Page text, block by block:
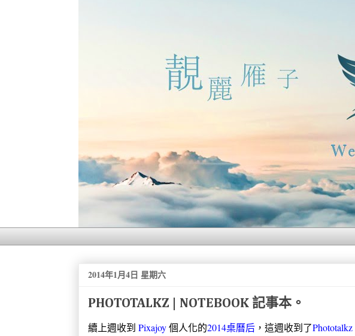
2014年1月4日 星期六
PHOTOTALKZ | NOTEBOOK 記事本。
續上週收到 Pixajoy個人化的2014桌曆后 ，這週收到了Phototalkz